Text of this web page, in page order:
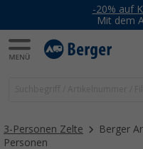
-20% auf
Mit dem
3-Personen Zelte
Berger
Personen